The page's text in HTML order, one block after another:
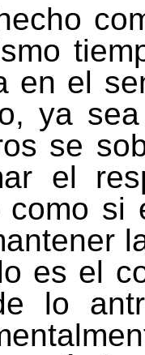
en el
ya
se
el
como si
es el
lo